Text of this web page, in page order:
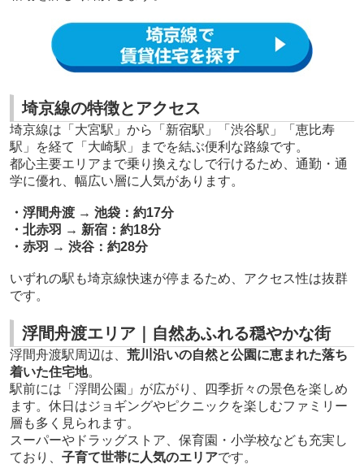
埼京線の特徴とアクセス
埼京線は「大宮駅」から「新宿駅」「渋谷駅」「恵比寿
駅」を経て「大崎駅」までを結ぶ便利な路線です。
都心主要エリアまで乗り換えなしで行けるため、通勤・通
学に優れ、幅広い層に人気があります。
・浮間舟渡 → 池袋：約17分
・北赤羽 → 新宿：約18分
・赤羽 → 渋谷：約28分
いずれの駅も埼京線快速が停まるため、アクセス性は抜群
です。
浮間舟渡エリア｜自然あふれる穏やかな街
浮間舟渡駅周辺は、 荒川沿いの自然と公園に恵まれた落ち
着いた住宅地。
駅前には「浮間公園」が広がり、四季折々の景色を楽しめ
ます。休日はジョギングやピクニックを楽しむファミリー
層も多く見られます。
スーパーやドラッグストア、保育園・小学校なども充実し
ており、 子育て世帯に人気のエリアです。